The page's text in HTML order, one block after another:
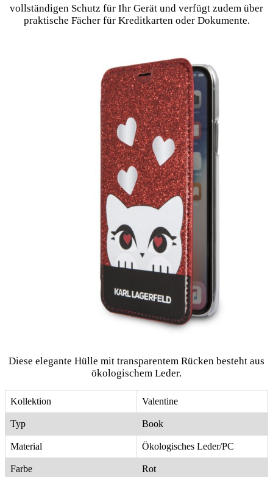
vollständigen Schutz für Ihr Gerät und verfügt zudem über
praktische Fächer für Kreditkarten oder Dokumente.
Diese elegante Hülle mit transparentem Rücken besteht aus
ökologischem Leder.
Kollektion Valentine
Typ Book
Material Ökologisches Leder/PC
Farbe Rot